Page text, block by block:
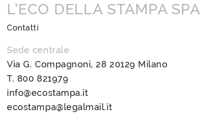
L’ECO DELLA STAMPA SPA
Contatti
Sede centrale
Via G. Compagnoni, 28 20129 Milano
T. 800 821979
info@ecostampa.it
ecostampa@legalmail.it